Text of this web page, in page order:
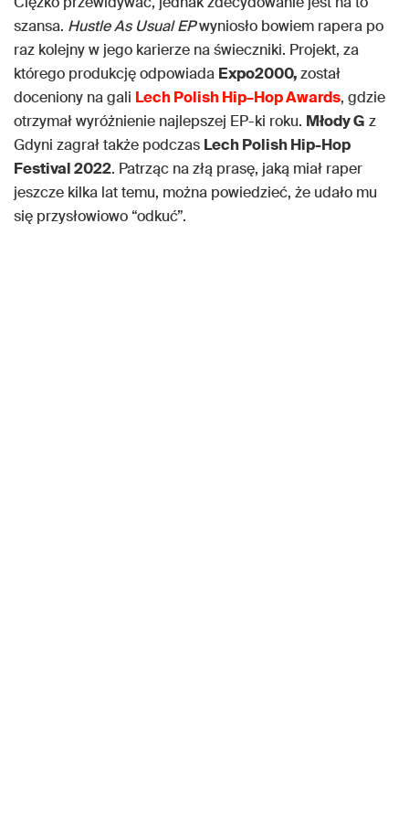
szansa. Hustle As Usual EPwyniosło bowiem rapera po
raz kolejny w jego karierze na świeczniki. Projekt, za
którego produkcję odpowiada Expo2000,został
doceniony na gali Lech Polish Hip–Hop Awards, gdzie
otrzymał wyróżnienie najlepszej EP-ki roku. Młody G z
Gdyni zagrał także podczas Lech Polish Hip-Hop
Festival 2022. Patrząc na złą prasę, jaką miał raper
jeszcze kilka lat temu, można powiedzieć, że udało mu
się przysłowiowo “odkuć”.